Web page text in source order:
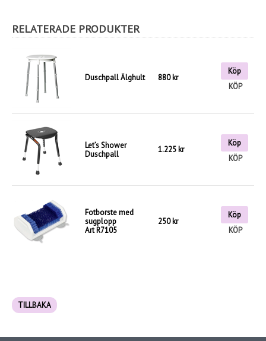
RELATERADE PRODUKTER
Duschpall Älghult 880 kr
Köp
KÖP
Let’s Shower
Duschpall
1.225 kr
Köp
KÖP
Fotborste med
sugplopp
Art R7105
250 kr
Köp
KÖP
TILLBAKA